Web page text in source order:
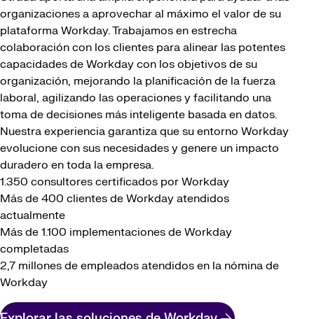
organizaciones a aprovechar al máximo el valor de su
plataforma Workday. Trabajamos en estrecha
colaboración con los clientes para alinear las potentes
capacidades de Workday con los objetivos de su
organización, mejorando la planificación de la fuerza
laboral, agilizando las operaciones y facilitando una
toma de decisiones más inteligente basada en datos.
Nuestra experiencia garantiza que su entorno Workday
evolucione con sus necesidades y genere un impacto
duradero en toda la empresa.
1.350 consultores certificados por Workday
Más de 400 clientes de Workday atendidos
actualmente
Más de 1.100 implementaciones de Workday
completadas
2,7 millones de empleados atendidos en la nómina de
Workday